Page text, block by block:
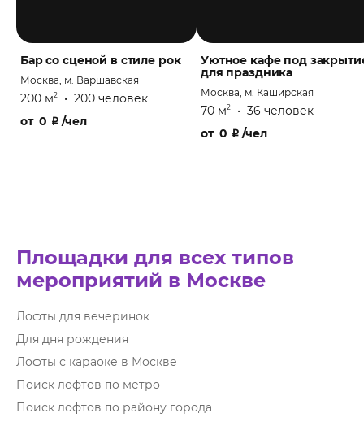
Бар со сценой в стиле рок
Москва, м. Варшавская
200 м2 • 200 человек
от0 ₽ /чел
Уютное кафе под
для праздника
Москва, м. Каширская
70 м2 • 36 человек
от0 ₽ /чел
Площадки для всех типов
мероприятий в Москве
Лофты для вечеринок
Для дня рождения
Лофты с караоке в Москве
Поиск лофтов по метро
Поиск лофтов по району города